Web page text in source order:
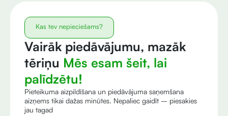
Kas tev nepieciešams?
Vairāk piedāvājumu, mazāk
tēriņu Mēs esam šeit, lai
palīdzētu!
Pieteikuma aizpildīšana un piedāvājuma saņemšana
aizņems tikai dažas minūtes. Nepaliec gaidīt – piesakies
jau tagad